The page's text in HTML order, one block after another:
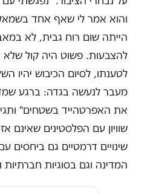
והוא אמר לי שאף אחד
הייתה שום רוח גבית, לא
להצבעות. פשוט היה קול שלא
לטענתו, לסיום הכיבוש יהיו
מעבר לנעשה בגדה: ברגע
את האפרטהייד בשטחים"
שוויון עם הפלסטינים שאינם
שינויים דרמטיים גם ביחסים
המדינה וגם בסוגיות חברתיות